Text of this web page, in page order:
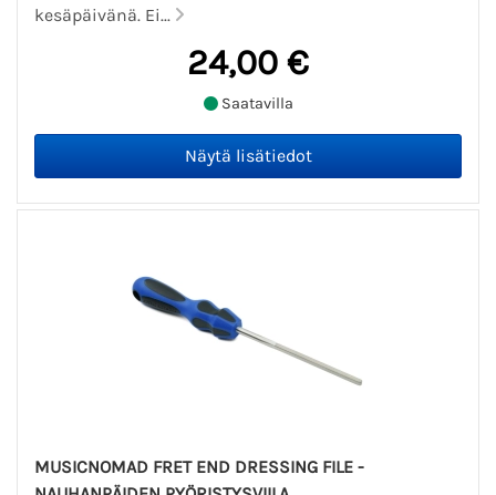
kesäpäivänä. Ei...
24,00 €
Saatavilla
MUSICNOMAD FRET END DRESSING FILE -